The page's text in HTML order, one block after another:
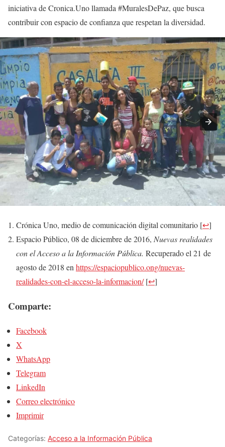
iniciativa de Cronica.Uno llamada #MuralesDePaz, que busca
contribuir con espacio de confianza que respetan la diversidad.
Crónica Uno, medio de comunicación digital comunitario [↩]
Espacio Público, 08 de diciembre de 2016, Nuevas realidades
con el Acceso a la Información Pública. Recuperado el 21 de
agosto de 2018 enhttps://espaciopublico.ong/nuevas-
realidades-con-el-acceso-la-informacion/ [↩]
Comparte:
Facebook
X
WhatsApp
Telegram
LinkedIn
Correo electrónico
Imprimir
Categorías: Acceso a la Información Pública